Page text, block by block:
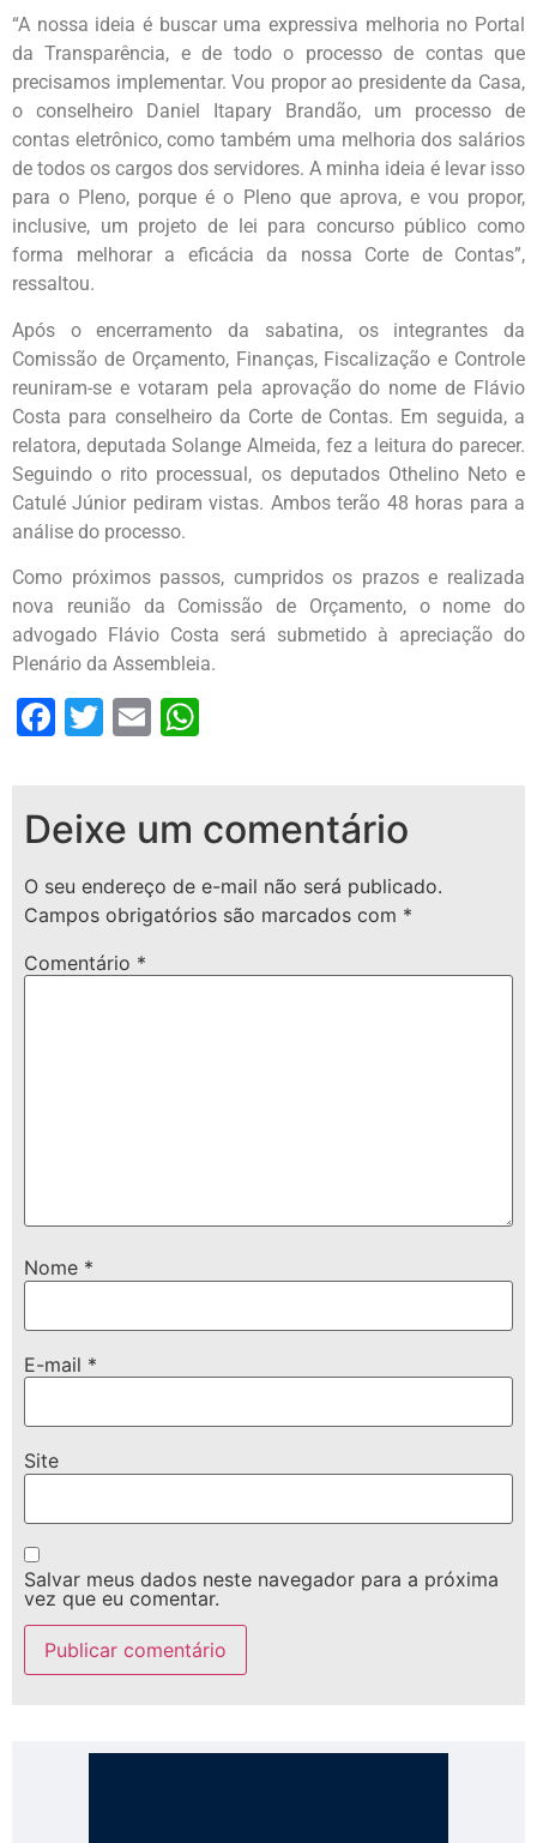
“A nossa ideia é buscar uma expressiva melhoria no Portal
da Transparência, e de todo o processo de contas que
precisamos implementar. Vou propor ao presidente da Casa,
o conselheiro Daniel Itapary Brandão, um processo de
contas eletrônico, como também uma melhoria dos salários
de todos os cargos dos servidores. A minha ideia é levar isso
para o Pleno, porque é o Pleno que aprova, e vou propor,
inclusive, um projeto de lei para concurso público como
forma melhorar a eficácia da nossa Corte de Contas”,
ressaltou.
Após o encerramento da sabatina, os integrantes da
Comissão de Orçamento, Finanças, Fiscalização e Controle
reuniram-se e votaram pela aprovação do nome de Flávio
Costa para conselheiro da Corte de Contas. Em seguida, a
relatora, deputada Solange Almeida, fez a leitura do parecer.
Seguindo o rito processual, os deputados Othelino Neto e
Catulé Júnior pediram vistas. Ambos terão 48 horas para a
análise do processo.
Como próximos passos, cumpridos os prazos e realizada
nova reunião da Comissão de Orçamento, o nome do
advogado Flávio Costa será submetido à apreciação do
Plenário da Assembleia.
Facebook
Twitter
Email
Deixe um comentário
O seu endereço de e-mail não será publicado.
Campos obrigatórios são marcados com *
Comentário *
Nome *
E-mail *
Site
Salvar meus dados neste navegador para a próxima
vez que eu comentar.